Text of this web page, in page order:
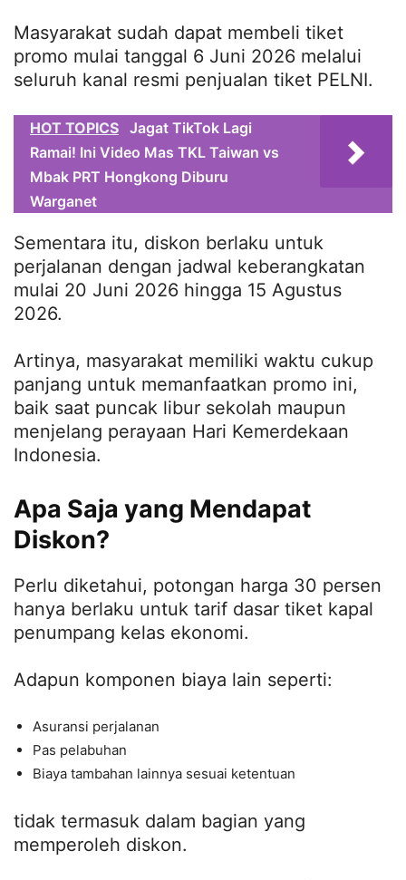
Masyarakat sudah dapat membeli tiket
promo mulai tanggal 6 Juni 2026 melalui
seluruh kanal resmi penjualan tiket PELNI.
HOT TOPICS Jagat TikTok Lagi
Ramai! Ini Video Mas TKL Taiwan vs
Mbak PRT Hongkong Diburu
Warganet
Sementara itu, diskon berlaku untuk
perjalanan dengan jadwal keberangkatan
mulai 20 Juni 2026 hingga 15 Agustus
2026.
Artinya, masyarakat memiliki waktu cukup
panjang untuk memanfaatkan promo ini,
baik saat puncak libur sekolah maupun
menjelang perayaan Hari Kemerdekaan
Indonesia.
Apa Saja yang Mendapat
Diskon?
Perlu diketahui, potongan harga 30 persen
hanya berlaku untuk tarif dasar tiket kapal
penumpang kelas ekonomi.
Adapun komponen biaya lain seperti:
Asuransi perjalanan
Pas pelabuhan
Biaya tambahan lainnya sesuai ketentuan
tidak termasuk dalam bagian yang
memperoleh diskon.